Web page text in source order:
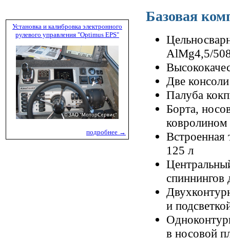
Установка и калибровка электронного
рулевого управления "Optimus EPS"
подробнее →
Базовая
AlMg4,5/
Две
Палуба
Борта,
125 л
и
в носовой